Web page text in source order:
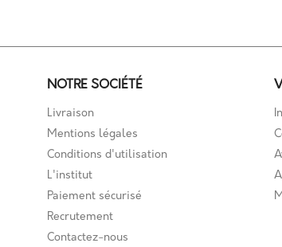
NOTRE SOCIÉTÉ
Livraison
Mentions légales
Conditions d'utilisation
L'institut
Paiement sécurisé
Recrutement
Contactez-nous